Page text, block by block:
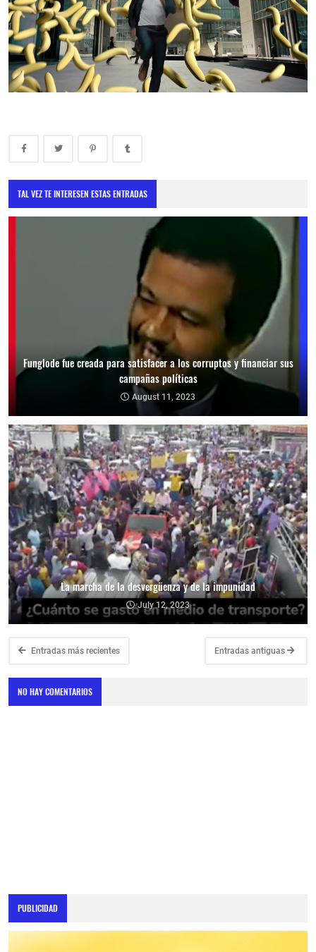
TAL VEZ TE INTERESEN ESTAS ENTRADAS
Funglode fue creada para satisfacer a los corruptos y financiar sus
campañas políticas
August 11, 2023
La marcha de la desvergüenza y de la impunidad
July 12, 2023
Entradas más recientes Entradas antiguas
NO HAY COMENTARIOS
PUBLICIDAD